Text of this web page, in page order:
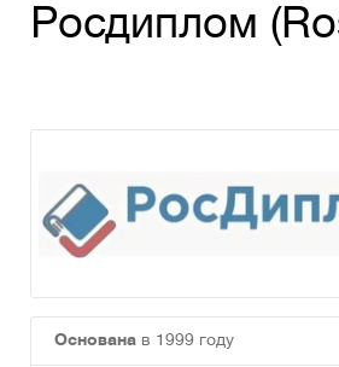
Росдиплом
Основана в 1999 году